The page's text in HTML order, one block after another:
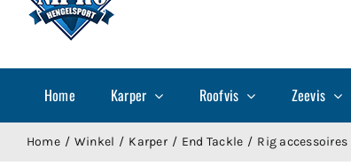
Home Karper Roofvis Zeevis
Home Winkel Karper End Tackle Rig accessoires